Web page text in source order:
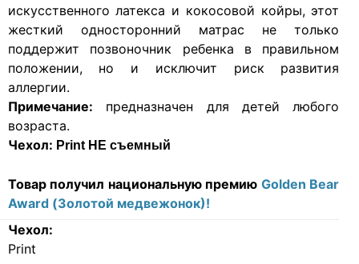
искусственного латекса и кокосовой койры, этот
жесткий односторонний матрас не только
поддержит позвоночник ребенка в правильном
положении, но и исключит риск развития
аллергии.
Примечание: предназначен для детей любого
возраста.
Чехол: Print НЕ съемный
Товар получил национальную премию Golden Bear
Award (Золотой медвежонок)!
Чехол:
Print